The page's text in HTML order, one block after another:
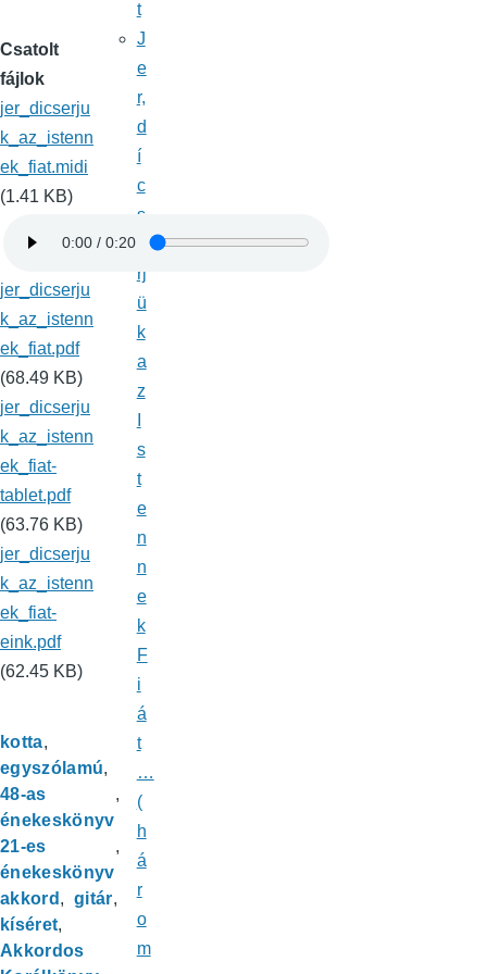
Csatolt
fájlok
jer_dicserju
k_az_istenn
ek_fiat.midi
(1.41 KB)
jer_dicserju
k_az_istenn
ek_fiat.pdf
(68.49 KB)
jer_dicserju
k_az_istenn
ek_fiat-
tablet.pdf
(63.76 KB)
jer_dicserju
k_az_istenn
ek_fiat-
eink.pdf
(62.45 KB)
kotta
egyszólamú
48-as
énekeskönyv
21-es
énekeskönyv
akkord
gitár
kíséret
Akkordos
t
J
e
r,
d
í
c
s
rj
ü
k
a
z
s
t
e
n
n
e
k
F
i
á
t
…
(
h
á
r
o
m